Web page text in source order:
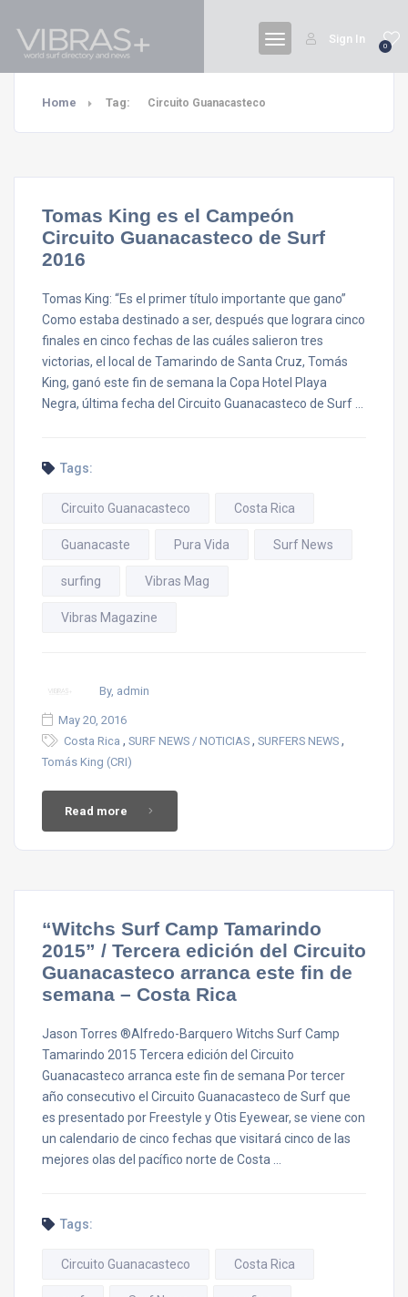
0
Sign In
Home Tag: Circuito Guanacasteco
Tomas King es el Campeón
Circuito Guanacasteco de Surf
2016
Tomas King: “Es el primer título importante que gano”
Como estaba destinado a ser, después que lograra cinco
finales en cinco fechas de las cuáles salieron tres
victorias, el local de Tamarindo de Santa Cruz, Tomás
King, ganó este fin de semana la Copa Hotel Playa
Negra, última fecha del Circuito Guanacasteco de Surf …
Tags:
Circuito Guanacasteco Costa Rica
Guanacaste Pura Vida Surf News
surfing Vibras Mag
Vibras Magazine
By, admin
May 20, 2016
Costa Rica , SURF NEWS / NOTICIAS , SURFERS NEWS ,
Tomás King (CRI)
Read more
“Witchs Surf Camp Tamarindo
2015” / Tercera edición del Circuito
Guanacasteco arranca este fin de
semana – Costa Rica
Jason Torres ®Alfredo-Barquero Witchs Surf Camp
Tamarindo 2015 Tercera edición del Circuito
Guanacasteco arranca este fin de semana Por tercer
año consecutivo el Circuito Guanacasteco de Surf que
es presentado por Freestyle y Otis Eyewear, se viene con
un calendario de cinco fechas que visitará cinco de las
mejores olas del pacífico norte de Costa …
Tags:
Circuito Guanacasteco Costa Rica